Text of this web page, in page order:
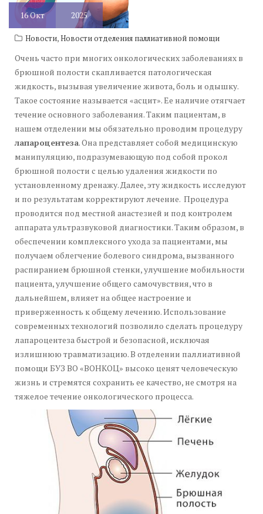
16Окт 2025
Новости,Новости отделения паллиативной помощи
Очень часто при многих онкологических заболеваниях в
брюшной полости скапливается патологическая
жидкость, вызывая увеличение живота, боль и одышку.
Такое состояние называется «асцит». Ее наличие отягчает
течение основного заболевания. Таким пациентам, в
нашем отделении мы обязательно проводим процедуру
лапароцентеза. Она представляет собой медицинскую
манипуляцию, подразумевающую под собой прокол
брюшной полости с целью удаления жидкости по
установленному дренажу. Далее, эту жидкость исследуют
и по результатам корректируют лечение. Процедура
проводится под местной анастезией и под контролем
аппарата ультразвуковой диагностики. Таким образом, в
обеспечении комплексного ухода за пациентами, мы
получаем облегчение болевого синдрома, вызванного
распиранием брюшной стенки, улучшение мобильности
пациента, улучшение общего самочувствия, что в
дальнейшем, влияет на общее настроение и
приверженность к общему лечению. Использование
современных технологий позволило сделать процедуру
лапароцентеза быстрой и безопасной, исключая
излишнюю травматизацию. В отделении паллиативной
помощи БУЗ ВО «ВОНКОЦ» высоко ценят человеческую
жизнь и стремятся сохранить ее качество, не смотря на
тяжелое течение онкологического процесса.